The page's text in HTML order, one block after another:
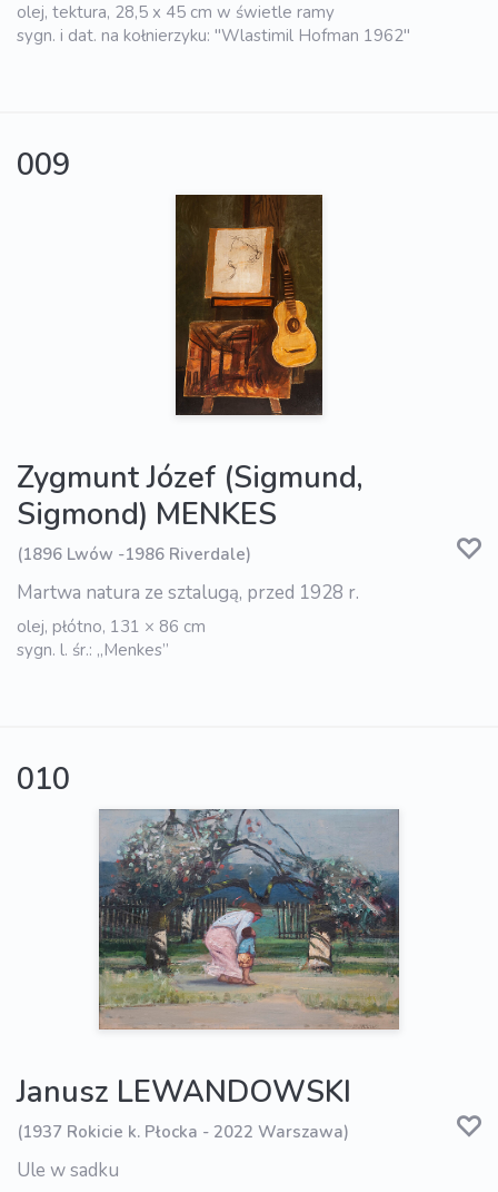
olej, tektura, 28,5 x 45 cm w świetle ramy
sygn. i dat. na kołnierzyku: "Wlastimil Hofman 1962"
009
Zygmunt Józef (Sigmund,
Sigmond) MENKES
(1896 Lwów -1986 Riverdale)
Martwa natura ze sztalugą, przed 1928 r.
olej, płótno, 131 × 86 cm
sygn. l. śr.: „Menkes”
010
Janusz LEWANDOWSKI
(1937 Rokicie k. Płocka - 2022 Warszawa)
Ule w sadku